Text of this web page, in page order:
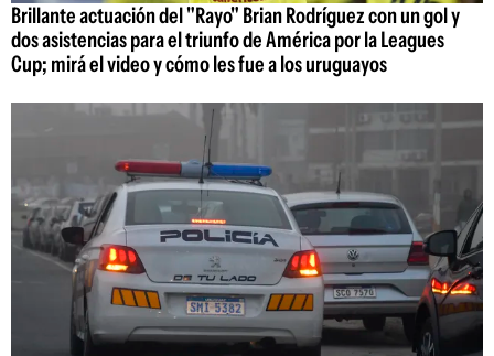
Brillante actuación del "Rayo" Brian Rodríguez con un gol y
dos asistencias para el triunfo de América por la Leagues
Cup; mirá el video y cómo les fue a los uruguayos